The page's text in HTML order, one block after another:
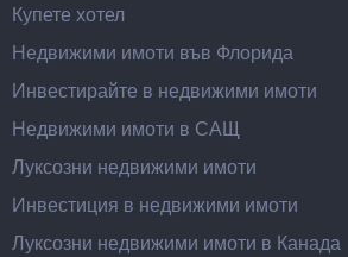
Купете хотел
Недвижими имоти във Флорида
Инвестирайте в недвижими имоти
Недвижими имоти в САЩ
Луксозни недвижими имоти
Инвестиция в недвижими имоти
Луксозни недвижими имоти в Канада